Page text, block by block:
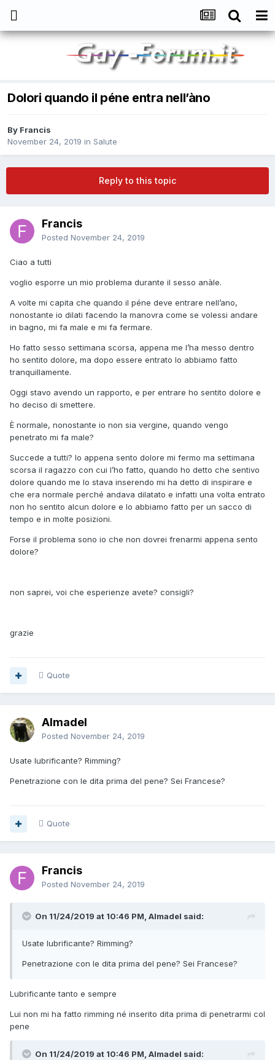
Dolori quando il péne entra nell’àno
By Francis
November 24, 2019 in Salute
Reply to this topic
Francis
Posted November 24, 2019
Ciao a tutti
voglio esporre un mio problema durante il sesso anàle.
A volte mi capita che quando il péne deve entrare nell’ano,
nonostante io dilati facendo la manovra come se volessi andare
in bagno, mi fa male e mi fa fermare.
Ho fatto sesso settimana scorsa, appena me l’ha messo dentro
ho sentito dolore, ma dopo essere entrato lo abbiamo fatto
tranquillamente.
Oggi stavo avendo un rapporto, e per entrare ho sentito dolore e
ho deciso di smettere.
È normale, nonostante io non sia vergine, quando vengo
penetrato mi fa male?
Succede a tutti? Io appena sento dolore mi fermo ma settimana
scorsa il ragazzo con cui l’ho fatto, quando ho detto che sentivo
dolore quando me lo stava inserendo mi ha detto di inspirare e
che era normale perché andava dilatato e infatti una volta entrato
non ho sentito alcun dolore e lo abbiamo fatto per un sacco di
tempo e in molte posizioni.
Forse il problema sono io che non dovrei frenarmi appena sento
dolore?
non saprei, voi che esperienze avete? consigli?
grazie
Quote
Almadel
Posted November 24, 2019
Usate lubrificante? Rimming?
Penetrazione con le dita prima del pene? Sei Francese?
Quote
Francis
Posted November 24, 2019
On 11/24/2019 at 10:46 PM, Almadel said:
Usate lubrificante? Rimming?
Penetrazione con le dita prima del pene? Sei Francese?
Lubrificante tanto e sempre
Lui non mi ha fatto rimming né inserito dita prima di penetrarmi col
pene
On 11/24/2019 at 10:46 PM, Almadel said: